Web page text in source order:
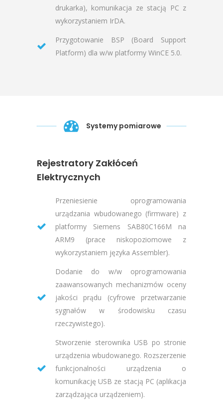
drukarka), komunikacja ze stacją PC z
wykorzystaniem IrDA.
Przygotowanie BSP (Board Support
Platform) dla w/w platformy WinCE 5.0.
Systemy pomiarowe
Rejestratory Zakłóceń
Elektrycznych
Przeniesienie oprogramowania
urządzania wbudowanego (firmware) z
platformy Siemens SAB80C166M na
ARM9 (prace niskopoziomowe z
wykorzystaniem języka Assembler).
Dodanie do w/w oprogramowania
zaawansowanych mechanizmów oceny
jakości prądu (cyfrowe przetwarzanie
sygnałów w środowisku czasu
rzeczywistego).
Stworzenie sterownika USB po stronie
urządzenia wbudowanego. Rozszerzenie
funkcjonalności urządzenia o
komunikację USB ze stacją PC (aplikacja
zarządzająca urządzeniem).